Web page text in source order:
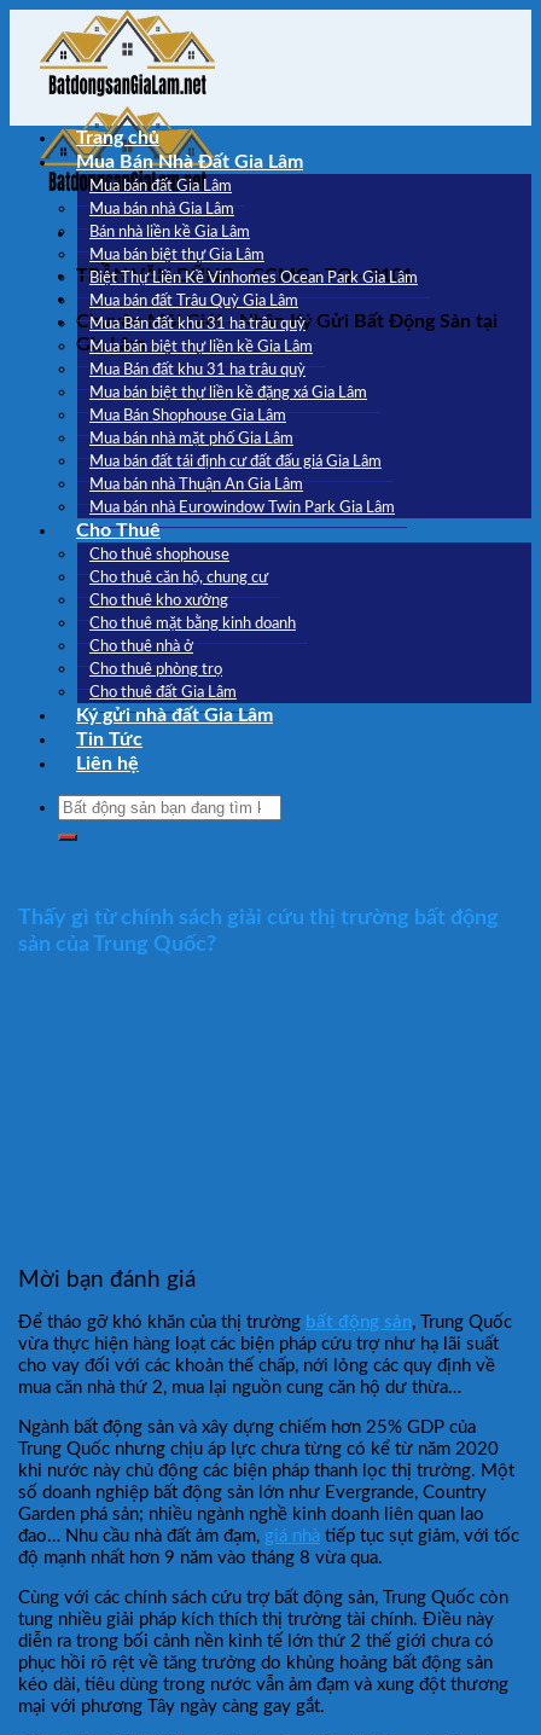
content
TRẦN VĂN DŨNG - CCMG : TQ - 0101
Chuyên Môi Giới - Nhận Ký Gửi Bất Động Sản tại
Gia Lâm
Trang chủ
Mua Bán Nhà Đất Gia Lâm
Mua bán đất Gia Lâm
Mua bán nhà Gia Lâm
Bán nhà liền kề Gia Lâm
Mua bán biệt thự Gia Lâm
Biệt Thự Liền Kề Vinhomes Ocean Park Gia Lâm
Mua bán đất Trâu Quỳ Gia Lâm
Mua Bán đất khu 31 ha trâu quỳ
Mua bán biệt thự liền kề Gia Lâm
Mua Bán đất khu 31 ha trâu quỳ
Mua bán biệt thự liền kề đặng xá Gia Lâm
Mua Bán Shophouse Gia Lâm
Mua bán nhà mặt phố Gia Lâm
Mua bán đất tái định cư đất đấu giá Gia Lâm
Mua bán nhà Thuận An Gia Lâm
Mua bán nhà Eurowindow Twin Park Gia Lâm
Cho Thuê
Cho thuê shophouse
Cho thuê căn hộ, chung cư
Cho thuê kho xưởng
Cho thuê mặt bằng kinh doanh
Cho thuê nhà ở
Cho thuê phòng trọ
Cho thuê đất Gia Lâm
Ký gửi nhà đất Gia Lâm
Tin Tức
Liên hệ
Search
Thấy gì từ chính sách giải cứu thị trường bất động
sản của Trung Quốc?
Mời bạn đánh giá
Để tháo gỡ khó khăn của thị trường bất động sản, Trung Quốc
vừa thực hiện hàng loạt các biện pháp cứu trợ như hạ lãi suất
cho vay đối với các khoản thế chấp, nới lỏng các quy định về
mua căn nhà thứ 2, mua lại nguồn cung căn hộ dư thừa…
Ngành bất động sản và xây dựng chiếm hơn 25% GDP của
Trung Quốc nhưng chịu áp lực chưa từng có kể từ năm 2020
khi nước này chủ động các biện pháp thanh lọc thị trường. Một
số doanh nghiệp bất động sản lớn như Evergrande, Country
Garden phá sản; nhiều ngành nghề kinh doanh liên quan lao
đao… Nhu cầu nhà đất ảm đạm, giá nhà tiếp tục sụt giảm, với tốc
độ mạnh nhất hơn 9 năm vào tháng 8 vừa qua.
Cùng với các chính sách cứu trợ bất động sản, Trung Quốc còn
tung nhiều giải pháp kích thích thị trường tài chính. Điều này
diễn ra trong bối cảnh nền kinh tế lớn thứ 2 thế giới chưa có
phục hồi rõ rệt về tăng trưởng do khủng hoảng bất động sản
kéo dài, tiêu dùng trong nước vẫn ảm đạm và xung đột thương
mại với phương Tây ngày càng gay gắt.